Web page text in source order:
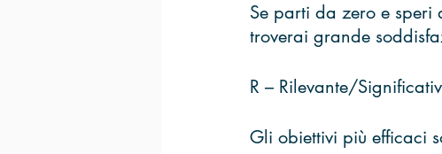
Se parti da zero e speri
troverai grande
R – Rilevante/
Gli obiettivi più efficaci